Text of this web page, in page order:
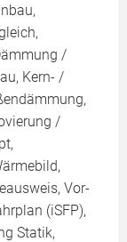
/
Kern- /
/
Vor-
(iSFP),
Statik,